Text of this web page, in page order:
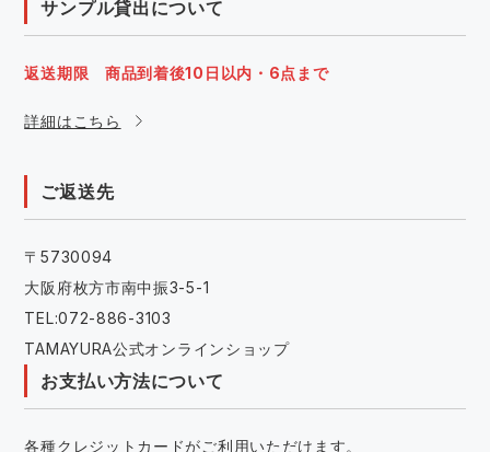
サンプル貸出について
返送期限 商品到着後10日以内・6点まで
詳細はこちら
ご返送先
〒5730094
大阪府枚方市南中振3-5-1
TEL:072-886-3103
TAMAYURA公式オンラインショップ
お支払い方法について
各種クレジットカードがご利用いただけます。